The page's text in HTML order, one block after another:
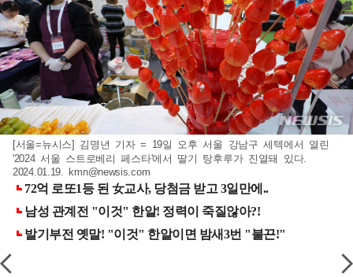
[서울=뉴시스] 김명년 기자 = 19일 오후 서울 강남구 세텍에서 열린
'2024 서울 스트로베리 페스타'에서 딸기 탕후루가 진열돼 있다.
2024.01.19.
kmn@newsis.com